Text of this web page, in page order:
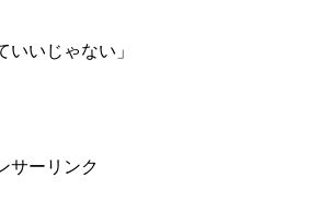
いじゃない」
サーリンク